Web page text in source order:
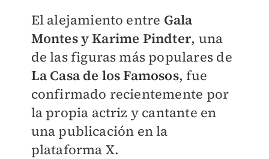
El alejamiento entre Gala
Montes y Karime Pindter, una
de las figuras más populares de
La Casa de los Famosos, fue
confirmado recientemente por
la propia actriz y cantante en
una publicación en la
plataforma X.